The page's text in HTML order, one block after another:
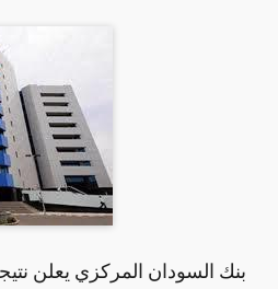
بنك السودان المركزي يعلن